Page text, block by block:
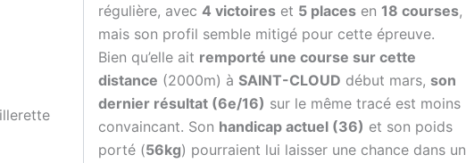
régulière, avec 4 victoires et 5 places en 18 courses,
mais son profil semble mitigé pour cette épreuve.
Bien qu’elle ait remporté une course sur cette
distance (2000m) à SAINT-CLOUD début mars, son
dernier résultat (6e/16) sur le même tracé est moins
convaincant. Son handicap actuel (36) et son poids
porté (56kg) pourraient lui laisser une chance dans un